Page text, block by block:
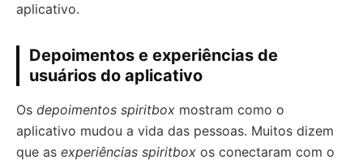
aplicativo.
Depoimentos e experiências de
usuários do aplicativo
Os depoimentos spiritbox mostram como o
aplicativo mudou a vida das pessoas. Muitos dizem
que as experiências spiritbox os conectaram com o